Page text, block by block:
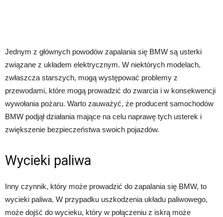
Jednym z głównych powodów zapalania się BMW są usterki
związane z układem elektrycznym. W niektórych modelach,
zwłaszcza starszych, mogą występować problemy z
przewodami, które mogą prowadzić do zwarcia i w konsekwencji
wywołania pożaru. Warto zauważyć, że producent samochodów
BMW podjął działania mające na celu naprawę tych usterek i
zwiększenie bezpieczeństwa swoich pojazdów.
Wycieki paliwa
Inny czynnik, który może prowadzić do zapalania się BMW, to
wycieki paliwa. W przypadku uszkodzenia układu paliwowego,
może dojść do wycieku, który w połączeniu z iskrą może